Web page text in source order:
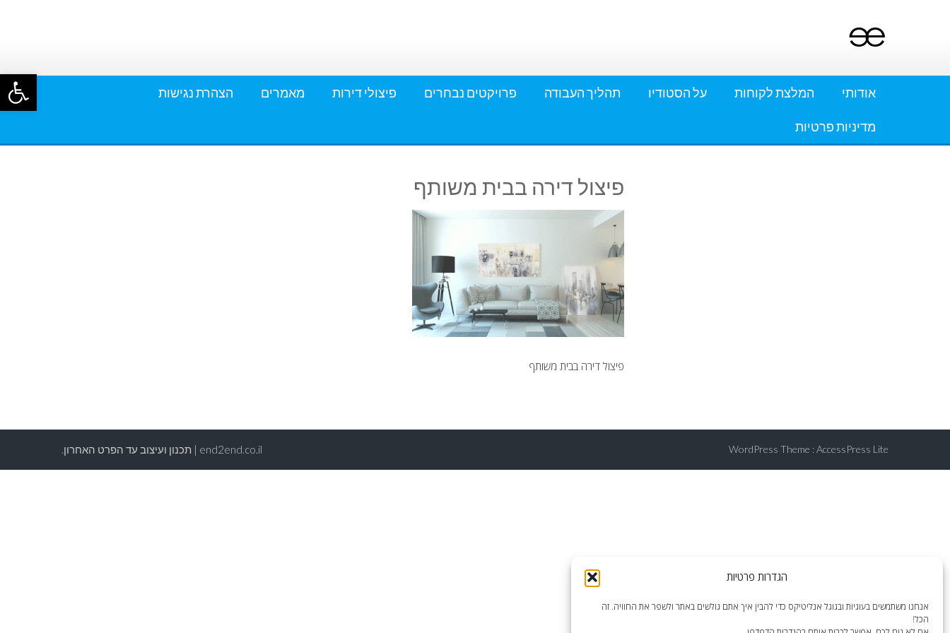
פתח
הגדרות פרטיות
אנחנו משתמשים בעוגיות ובגוגל אנליטיקס כדי להבין איך אתם גולשים באתר ולשפר את החוויה. זה
הכל!
אודותי המלצת לקוחות על הסטודיו תהליך העבודה פרויקטים נבחרים פיצולי דירות מאמרים הצהרת נגישות
מדיניות פרטיות
פיצול דירה בבית משותף
פיצול דירה בבית משותף
end2end.co.il | תכנון ועיצוב עד הפרט האחרון. WordPress Theme :AccessPress Lite